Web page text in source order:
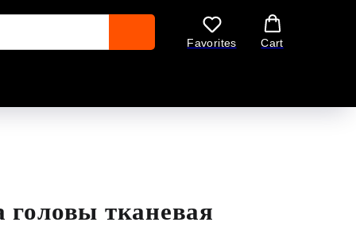
Favorites Cart
головы тканевая